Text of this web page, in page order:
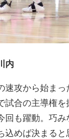
内
攻から始ま
試合の主導権
も躍動。巧み
込めば決まる